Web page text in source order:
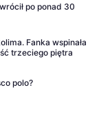
po ponad 30
Fanka wspinała
trzeciego piętra
polo?